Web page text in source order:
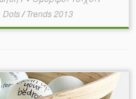
Dots/Trends 2013